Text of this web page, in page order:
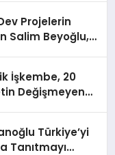
Projelerin
Salim Beyoğlu,
İşkembe, 20
Değişmeyen
Türkiye’yi
Tanıtmayı